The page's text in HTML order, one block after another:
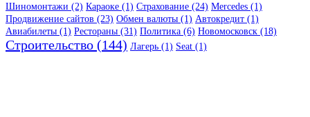
Шиномонтажи (2) Караоке (1) Страхование (24) Mercedes (1)
Продвижение сайтов (23) Обмен валюты (1) Автокредит (1)
Авиабилеты (1) Рестораны (31) Политика (6) Новомосковск (18)
Строительство (144) Лагерь (1) Seat (1)